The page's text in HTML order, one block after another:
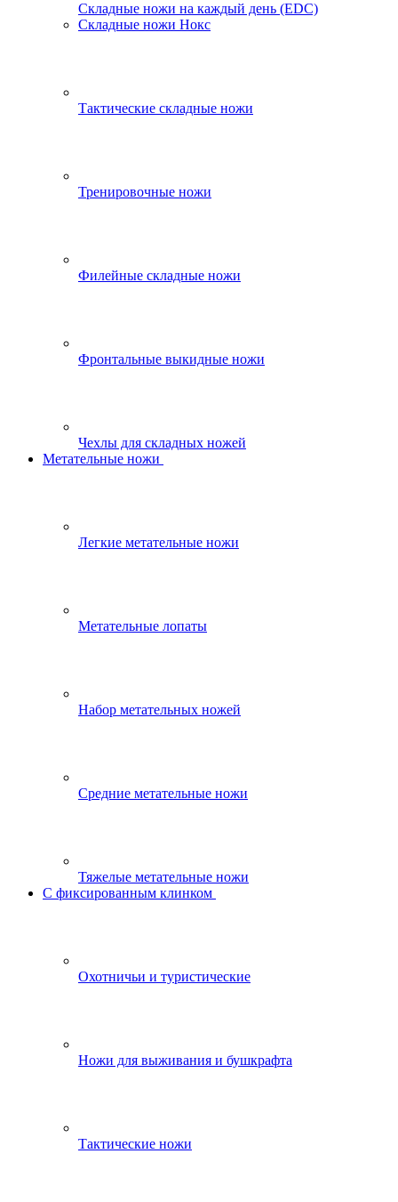
Складные ножи на каждый день (EDC)
Складные ножи Нокс
Тактические складные ножи
Тренировочные ножи
Филейные складные ножи
Фронтальные выкидные ножи
Чехлы для складных ножей
Метательные ножи
Легкие метательные ножи
Метательные лопаты
Набор метательных ножей
Средние метательные ножи
Тяжелые метательные ножи
С фиксированным клинком
Охотничьи и туристические
Ножи для выживания и бушкрафта
Тактические ножи